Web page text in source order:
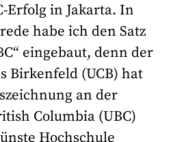
Erfolg in Jakarta. In
habe ich den Satz
eingebaut, denn der
Birkenfeld (UCB) hat
an der
Columbia (UBC)
Hochschule